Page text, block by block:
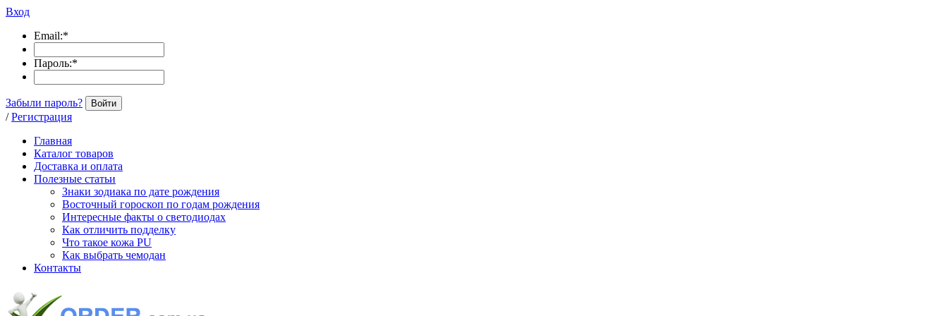
Вход
Email:*
Пароль:*
Забыли пароль? Войти
/ Регистрация
Главная
Каталог товаров
Доставка и оплата
Полезные статьи
Знаки зодиака по дате рождения
Восточный гороскоп по годам рождения
Интересные факты о светодиодах
Как отличить подделку
Что такое кожа PU
Как выбрать чемодан
Контакты